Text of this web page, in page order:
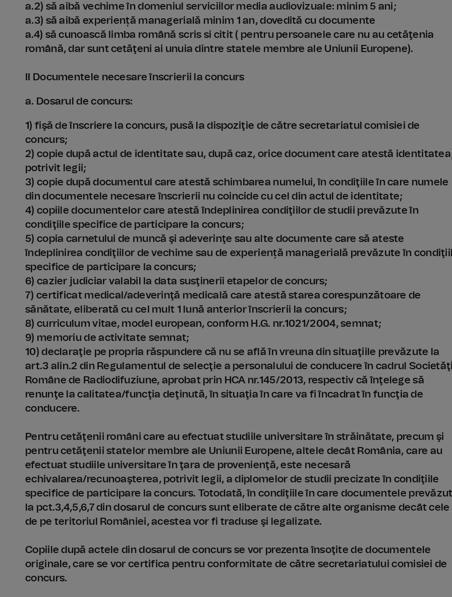
a.2) să aibă vechime în domeniul serviciilor media audiovizuale: minim 5 ani;
a.3) să aibă experiență managerială minim 1 an, dovedită cu documente
a.4) să cunoască limba română scris si citit ( pentru persoanele care nu au cetăţenia
română, dar sunt cetăţeni ai unuia dintre statele membre ale Uniunii Europene).
II Documentele necesare înscrierii la concurs
a. Dosarul de concurs:
1) fişă de înscriere la concurs, pusă la dispoziţie de către secretariatul comisiei de
concurs;
2) copie după actul de identitate sau, după caz, orice document care atestă
potrivit legii;
3) copie după documentul care atestă schimbarea numelui, în condiţiile în care numele
din documentele necesare înscrierii nu coincide cu cel din actul de identitate;
4) copiile documentelor care atestă îndeplinirea condiţiilor de studii prevăzute în
condiţiile specifice de participare la concurs;
5) copia carnetului de muncă şi adeverinţe sau alte documente care să ateste
îndeplinirea condiţiilor de vechime sau de experiență managerială prevăzute în
specifice de participare la concurs;
6) cazier judiciar valabil la data susţinerii etapelor de concurs;
7) certificat medical/adeverinţă medicală care atestă starea corespunzătoare de
sănătate, eliberată cu cel mult 1 lună anterior înscrierii la concurs;
8) curriculum vitae, model european, conform H.G. nr.1021/2004, semnat;
9) memoriu de activitate semnat;
10) declaraţie pe propria răspundere că nu se află în vreuna din situaţiile prevăzute la
art.3 alin.2 din Regulamentul de selecţie a personalului de conducere în cadrul
Române de Radiodifuziune, aprobat prin HCA nr.145/2013, respectiv că înţelege să
renunţe la calitatea/funcţia deţinută, în situaţia în care va fi încadrat în funcţia de
conducere.
Pentru cetăţenii români care au efectuat studiile universitare în străinătate, precum şi
pentru cetăţenii statelor membre ale Uniunii Europene, altele decât România, care au
efectuat studiile universitare în ţara de provenienţă, este necesară
echivalarea/recunoaşterea, potrivit legii, a diplomelor de studii precizate în condiţiile
specifice de participare la concurs. Totodată, în condiţiile în care documentele
la pct.3,4,5,6,7 din dosarul de concurs sunt eliberate de către alte organisme decât cele
de pe teritoriul României, acestea vor fi traduse şi legalizate.
Copiile după actele din dosarul de concurs se vor prezenta însoţite de documentele
originale, care se vor certifica pentru conformitate de către secretariatului comisiei de
concurs.